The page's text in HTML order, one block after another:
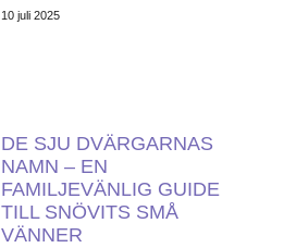
10 juli 2025
DE SJU DVÄRGARNAS
NAMN – EN
FAMILJEVÄNLIG GUIDE
TILL SNÖVITS SMÅ
VÄNNER